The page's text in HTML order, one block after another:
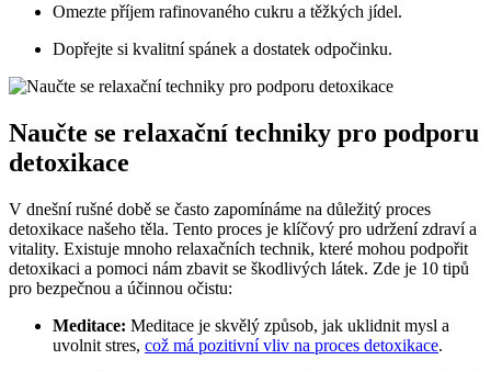
Omezte příjem rafinovaného cukru a těžkých jídel.
Dopřejte si kvalitní spánek a dostatek odpočinku.
Naučte se relaxační techniky pro podporu
detoxikace
V dnešní rušné době se často zapomínáme na důležitý proces
detoxikace našeho těla. Tento proces je klíčový pro udržení zdraví a
vitality. Existuje mnoho relaxačních technik, které mohou podpořit
detoxikaci a pomoci nám zbavit se škodlivých látek. Zde je 10 tipů
pro bezpečnou a účinnou očistu:
Meditace: Meditace je skvělý způsob, jak uklidnit mysl a
uvolnit stres, což má pozitivní vliv na proces detoxikace.